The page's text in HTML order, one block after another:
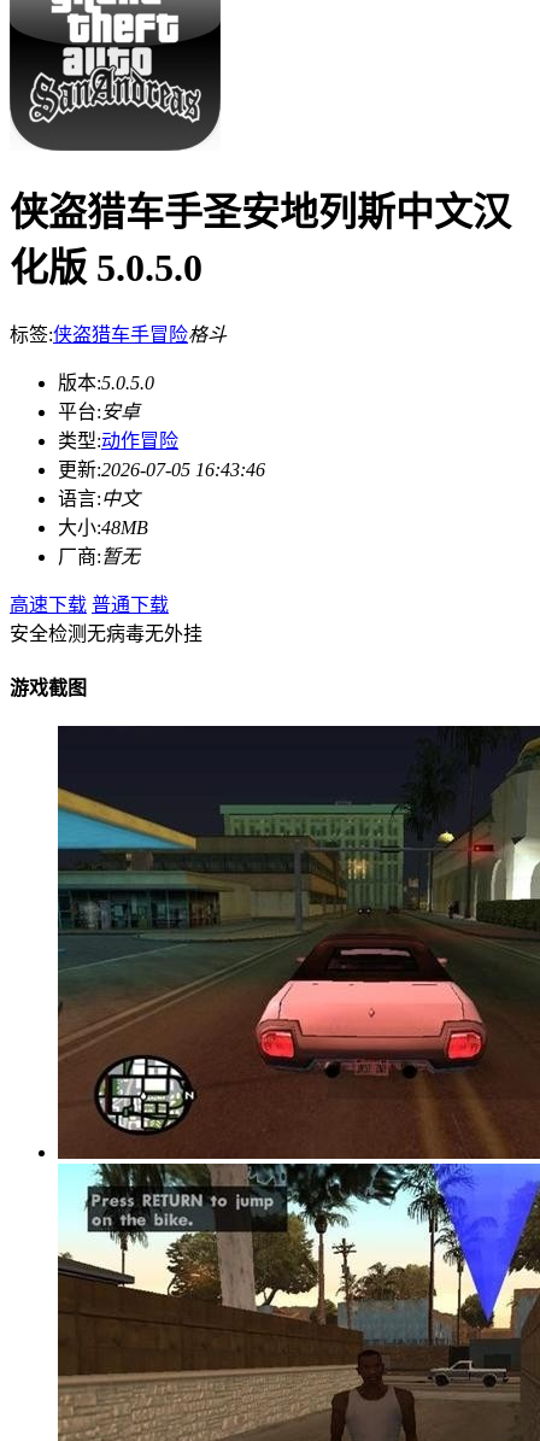
侠盗猎车手圣安地列斯中文汉
化版 5.0.5.0
标签:侠盗猎车手冒险格斗
版本:5.0.5.0
平台:安卓
类型:动作冒险
更新:2026-07-05 16:43:46
语言:中文
大小:48MB
厂商:暂无
高速下载 普通下载
安全检测无病毒无外挂
游戏截图